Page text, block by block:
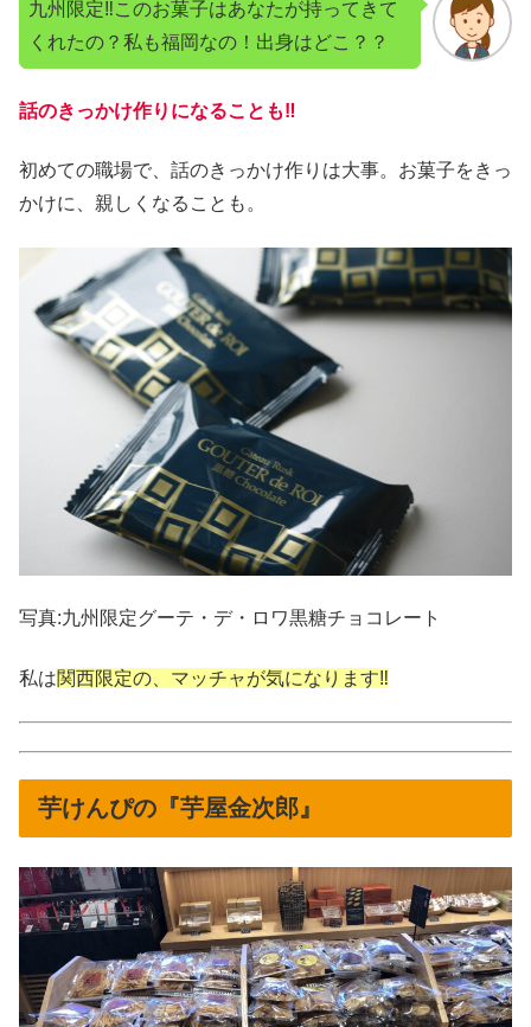
九州限定‼︎このお菓子はあなたが持ってきて
くれたの？私も福岡なの！出身はどこ？？
話のきっかけ作りになることも‼︎
初めての職場で、話のきっかけ作りは大事。お菓子をきっ
かけに、親しくなることも。
写真:九州限定グーテ・デ・ロワ黒糖チョコレート
私は関西限定の、マッチャが気になります‼︎
芋けんぴの『芋屋金次郎』